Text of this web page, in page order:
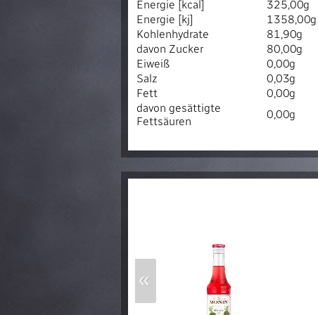
Energie [kcal]
325,00g
Energie [kj]
1358,00g
Kohlenhydrate
81,90g
davon Zucker
80,00g
Eiweiß
0,00g
Salz
0,03g
Fett
0,00g
davon gesättigte
Fettsäuren
0,00g
«